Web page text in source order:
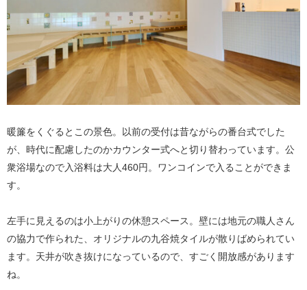
暖簾をくぐるとこの景色。以前の受付は昔ながらの番台式でした
が、時代に配慮したのかカウンター式へと切り替わっています。公
衆浴場なので入浴料は大人460円。ワンコインで入ることができま
す。
左手に見えるのは小上がりの休憩スペース。壁には地元の職人さん
の協力で作られた、オリジナルの九谷焼タイルが散りばめられてい
ます。天井が吹き抜けになっているので、すごく開放感があります
ね。